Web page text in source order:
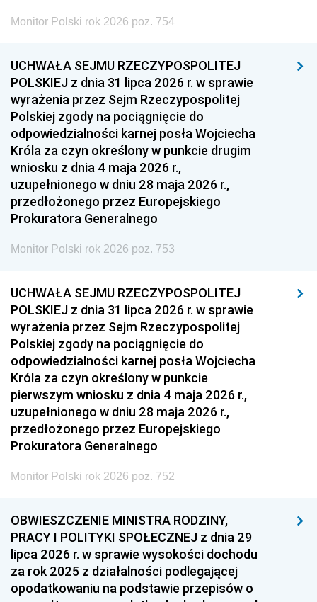
Monitor Polski rok 2026 poz. 754
UCHWAŁA SEJMU RZECZYPOSPOLITEJ
POLSKIEJ z dnia 31 lipca 2026 r. w sprawie
wyrażenia przez Sejm Rzeczypospolitej
Polskiej zgody na pociągnięcie do
odpowiedzialności karnej posła Wojciecha
Króla za czyn określony w punkcie drugim
wniosku z dnia 4 maja 2026 r.,
uzupełnionego w dniu 28 maja 2026 r.,
przedłożonego przez Europejskiego
Prokuratora Generalnego
Monitor Polski rok 2026 poz. 753
UCHWAŁA SEJMU RZECZYPOSPOLITEJ
POLSKIEJ z dnia 31 lipca 2026 r. w sprawie
wyrażenia przez Sejm Rzeczypospolitej
Polskiej zgody na pociągnięcie do
odpowiedzialności karnej posła Wojciecha
Króla za czyn określony w punkcie
pierwszym wniosku z dnia 4 maja 2026 r.,
uzupełnionego w dniu 28 maja 2026 r.,
przedłożonego przez Europejskiego
Prokuratora Generalnego
Monitor Polski rok 2026 poz. 752
OBWIESZCZENIE MINISTRA RODZINY,
PRACY I POLITYKI SPOŁECZNEJ z dnia 29
lipca 2026 r. w sprawie wysokości dochodu
za rok 2025 z działalności podlegającej
opodatkowaniu na podstawie przepisów o